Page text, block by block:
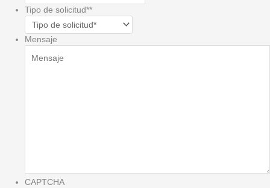
Tipo de solicitud**
Mensaje
CAPTCHA